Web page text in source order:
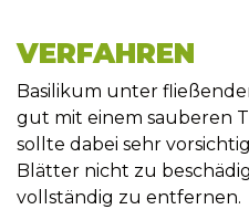
VERFAHREN
Basilikum unter
gut mit einem sauberen
sollte dabei sehr
Blätter nicht zu
vollständig zu entfernen.